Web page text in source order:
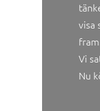
visa
Vi
Nu